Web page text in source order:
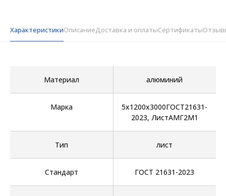
ХарактеристикиОписаниеДоставка и оплатыСертификаты
Материал алюминий
Марка
5х1200х3000ГОСТ21631-
2023, ЛистАМГ2М1
Тип лист
Стандарт ГОСТ 21631-2023